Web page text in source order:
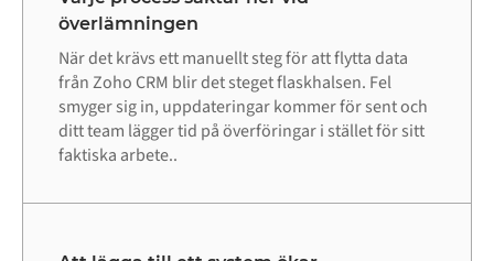
överlämningen
När det krävs ett manuellt steg för att flytta data
från Zoho CRM blir det steget flaskhalsen. Fel
smyger sig in, uppdateringar kommer för sent och
ditt team lägger tid på överföringar i stället för sitt
faktiska arbete..